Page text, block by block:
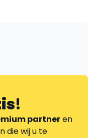
!
partneren
die wij u te